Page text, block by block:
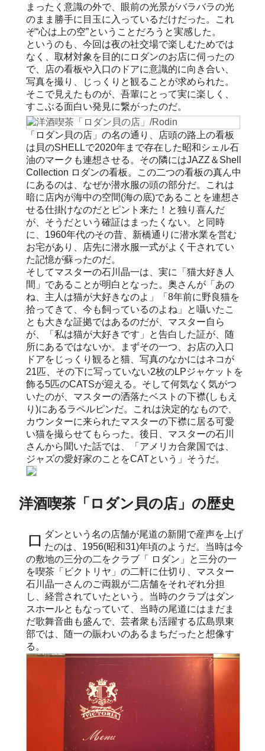
まったく意識の外で、眼前の光景がバラバラの光
のまま勝手に目玉に入っているだけだった。これ
ぞ“心は上の空”ということだろうと実感した。
というのも、今回は夜の社交場で楽しむためでは
なく、取材対象を目的にロダンのお店に伺ったの
で、店の看板や入口のドアに意識的に向き合い、
写真を撮り、じっくりと観ることが求められた。
そこで見えたものが、吾輩にとって実に楽しく、
すこぶる面白い発見に繋がったのだ。
「ロダン貝の店」の名の通り、店頭の路上の看板
は貝のSHELLで2020年まで存在した昭和シェル石
油のマークも連想させる。その隣にはJAZZ＆Shell
Collection ロダンの看板。この二つの看板の真ん中
にあるのは、なぜか潜水服の頭の部分だ。これは
暗に店内が海中の空間(海の底)であることを連想さ
せる仕掛けなのだとピント来た！と独り喜んだ
が、そうだという確証はまったくない。と同時
に、1960年代のその昔、新橋通りに潜水業を営む
お宅があり、店先に潜水服一式がよく干されてい
た記憶が蘇ったのだ。
そしてマスターの石川晶一は、実に「猫大好き人
間」であることが明白となった。奥さんが「あの
ね、主人は猫が大好きなのよ」「8年前に野良猫を
拾ってきて、今も飼っているのよね」と囁いたこ
とも大きな証拠ではあるのだが、マスター自ら
が、「私は猫が大好きです」と告白した証が、随
所にあるではないか。まずその一つ、お店の入口
ドアをじっくり観ると猫、写真のなかにはネコが
21匹、その下に写っていない2枚のLPジャケットを
飾る5匹のCATSが迎える。そして何気なく気がつ
いたのが、マスターの洒落たベストの下襟(しもえ
り)にあるラペルピンだ。これは決定的なもので、
カウンターに来られたマスターの下襟に居る可愛
い猫を撮らせてもらった。後日、マスターの石川
さんから聞いた話では、「アメリカ合衆国では、
ジャズの愛好家のことをCATという」そうだ。
洋酒喫茶「ロダン貝の店」の歴史
ロダンという名の店舗が尾道の新開で産声を上げ たのは、1956(昭和31)年頃のようだ。当時は今
の敷地の三分の二をクラブ「 ロダン」と三分の一
を喫茶「ビクトリヤ」の二軒に仕切り、マスター
石川晶一さんのご両親が二店舗をそれぞれ分担
し、経営されていたという。当時のクラブはダン
スホールともなっていて、当時の尾道にはまだま
だ歌舞音曲も盛んで、芸者衆も活躍する広島県東
部では、随一の賑わいのあるまちだったと想像す
る。